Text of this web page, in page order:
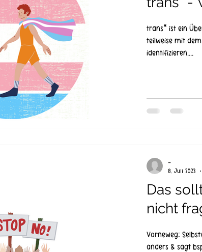
trans* ist ein
teilweise mit
identifizieren....
Das
nicht
Vorneweg:
anders & sagt
-
8. Juli 2023